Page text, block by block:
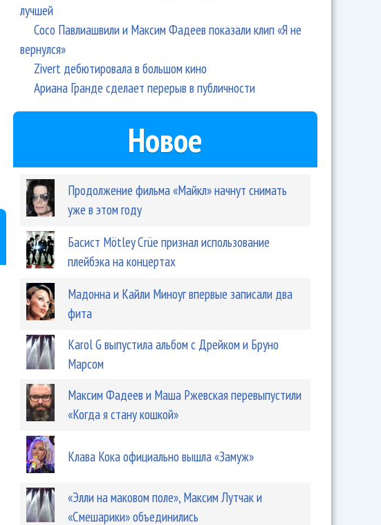
лучшей
Сосо Павлиашвили и Максим Фадеев показали клип «Я не
вернулся»
Zivert дебютировала в большом кино
Ариана Гранде сделает перерыв в публичности
Новое
Продолжение фильма «Майкл» начнут снимать
уже в этом году
Басист Mötley Crüe признал использование
плейбэка на концертах
Мадонна и Кайли Миноуг впервые записали два
фита
Karol G выпустила альбом с Дрейком и Бруно
Марсом
Максим Фадеев и Маша Ржевская перевыпустили
«Когда я стану кошкой»
Клава Кока официально вышла «Замуж»
«Элли на маковом поле», Максим Лутчак и
«Смешарики» объединились